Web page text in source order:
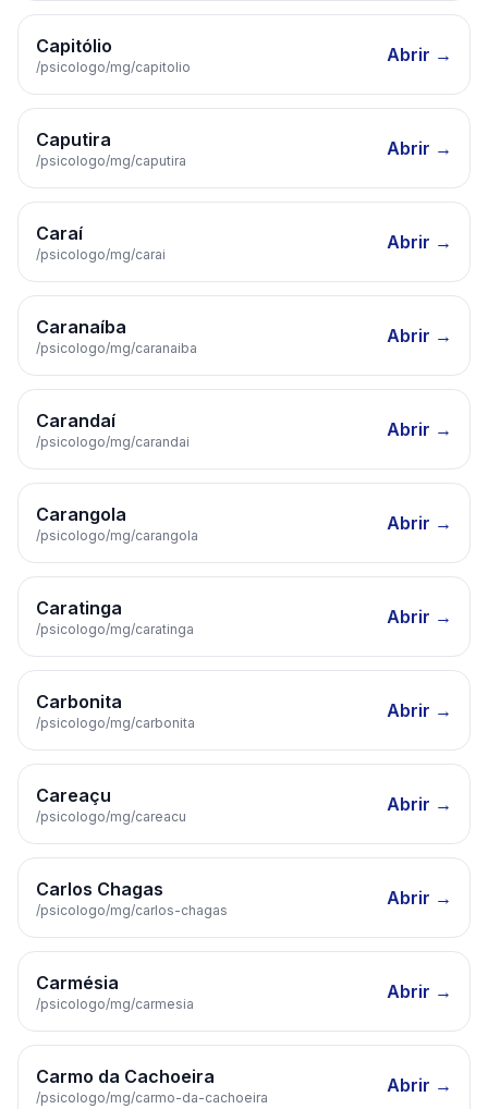
Capitólio
/psicologo/mg/capitolio
Abrir →
Caputira
/psicologo/mg/caputira
Abrir →
Caraí
/psicologo/mg/carai
Abrir →
Caranaíba
/psicologo/mg/caranaiba
Abrir →
Carandaí
/psicologo/mg/carandai
Abrir →
Carangola
/psicologo/mg/carangola
Abrir →
Caratinga
/psicologo/mg/caratinga
Abrir →
Carbonita
/psicologo/mg/carbonita
Abrir →
Careaçu
/psicologo/mg/careacu
Abrir →
Carlos Chagas
/psicologo/mg/carlos-chagas
Abrir →
Carmésia
/psicologo/mg/carmesia
Abrir →
Carmo da Cachoeira
/psicologo/mg/carmo-da-cachoeira
Abrir →